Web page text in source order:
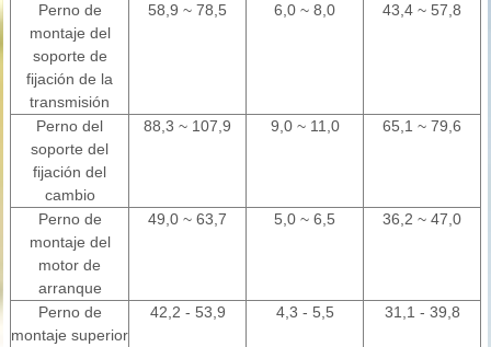
Perno de
montaje del
soporte de
fijación de la
transmisión
58,9 ~ 78,5 6,0 ~ 8,0 43,4 ~ 57,8
Perno del
soporte del
fijación del
cambio
88,3 ~ 107,9 9,0 ~ 11,0 65,1 ~ 79,6
Perno de
montaje del
motor de
arranque
49,0 ~ 63,7 5,0 ~ 6,5 36,2 ~ 47,0
Perno de
montaje superior
42,2 - 53,9 4,3 - 5,5 31,1 - 39,8